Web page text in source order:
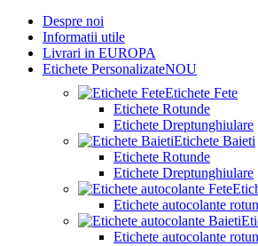
Despre noi
Informatii utile
Livrari in EUROPA
Etichete PersonalizateNOU
Etichete Fete
Etichete Rotunde
Etichete Dreptunghiulare
Etichete Baieti
Etichete Rotunde
Etichete Dreptunghiulare
Etichete autocolante
Etichete autocolante